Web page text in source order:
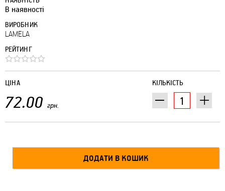
В наявності
ВИРОБНИК
LAMELA
РЕЙТИНГ
КІЛЬКІСТЬ
ЦІНА
72.00 грн.